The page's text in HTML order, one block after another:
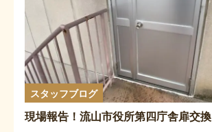
スタッフブログ
現場報告！流山市役所第四庁舎扉交換